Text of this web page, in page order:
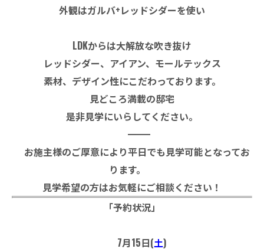
外観はガルバ+レッドシダーを使い
LDKからは大解放な吹き抜け
レッドシダー、アイアン、モールテックス
素材、デザイン性にこだわっております。
見どころ満載の邸宅
是非見学にいらしてください。
――――――――――――――――――――――
お施主様のご厚意により平日でも見学可能となってお
ります。
見学希望の方はお気軽にご相談ください！
「予約状況」
7月15日(土)